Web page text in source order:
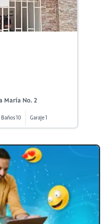
María No. 2
Baños 10 Garaje 1